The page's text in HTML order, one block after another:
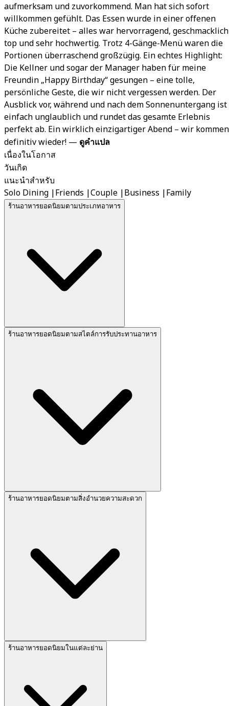
aufmerksam und zuvorkommend. Man hat sich sofort
willkommen gefühlt. Das Essen wurde in einer offenen
Küche zubereitet – alles war hervorragend, geschmacklich
top und sehr hochwertig. Trotz 4-Gänge-Menü waren die
Portionen überraschend großzügig. Ein echtes Highlight:
Die Kellner und sogar der Manager haben für meine
Freundin „Happy Birthday“ gesungen – eine tolle,
persönliche Geste, die wir nicht vergessen werden. Der
Ausblick vor, während und nach dem Sonnenuntergang ist
einfach unglaublich und rundet das gesamte Erlebnis
perfekt ab. Ein wirklich einzigartiger Abend – wir kommen
definitiv wieder! — ดูคำแปล
เนื่องในโอกาส
วันเกิด
แนะนำสำหรับ
Solo Dining |Friends |Couple |Business |Family
ร้านอาหารยอดนิยมตามประเภทอาหาร
ร้านอาหารยอดนิยมตามสไตล์การรับประทานอาหาร
ร้านอาหารยอดนิยมตามสิ่งอำนวยความสะดวก
ร้านอาหารยอดนิยมในแต่ละย่าน